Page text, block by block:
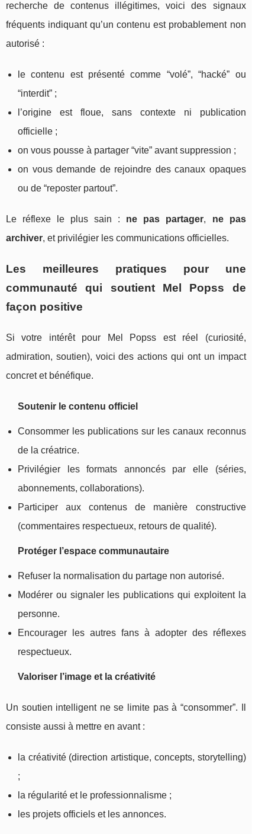
recherche de contenus illégitimes, voici des signaux
fréquents indiquant qu’un contenu est probablement non
autorisé :
le contenu est présenté comme “volé”, “hacké” ou
“interdit” ;
l’origine est floue, sans contexte ni publication
officielle ;
on vous pousse à partager “vite” avant suppression ;
on vous demande de rejoindre des canaux opaques
ou de “reposter partout”.
Le réflexe le plus sain : ne pas partager, ne pas
archiver, et privilégier les communications officielles.
Les meilleures pratiques pour une
communauté qui soutient Mel Popss de
façon positive
Si votre intérêt pour Mel Popss est réel (curiosité,
admiration, soutien), voici des actions qui ont un impact
concret et bénéfique.
Soutenir le contenu officiel
Consommer les publications sur les canaux reconnus
de la créatrice.
Privilégier les formats annoncés par elle (séries,
abonnements, collaborations).
Participer aux contenus de manière constructive
(commentaires respectueux, retours de qualité).
Protéger l’espace communautaire
Refuser la normalisation du partage non autorisé.
Modérer ou signaler les publications qui exploitent la
personne.
Encourager les autres fans à adopter des réflexes
respectueux.
Valoriser l’image et la créativité
Un soutien intelligent ne se limite pas à “consommer”. Il
consiste aussi à mettre en avant :
la créativité (direction artistique, concepts, storytelling)
;
la régularité et le professionnalisme ;
les projets officiels et les annonces.